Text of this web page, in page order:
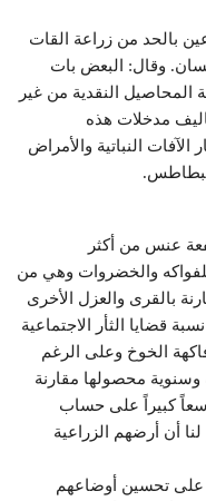
بالحد من زراعة القات
وقال: البعض بات
المحاصيل النقدية من غير
مدخلات هذه
النباتية والأمراض
عنس من أكثر
للفواكه والخضروات وهي من
بالقرى والعزل الأخرى
قضايا الثأر الاجتماعية
الخوخ وعلى الرغم
وسنوية محصولها مقارنة
كبيراً على حساب
أن أرضهم الزراعية
تحسين أوضاعهم